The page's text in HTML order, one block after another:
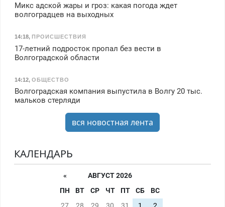
Микс адской жары и гроз: какая погода ждет
волгоградцев на выходных
14:18, ПРОИСШЕСТВИЯ
17-летний подросток пропал без вести в
Волгоградской области
14:12, ОБЩЕСТВО
Волгоградская компания выпустила в Волгу 20 тыс.
мальков стерляди
вся новостная лента
КАЛЕНДАРЬ
«
АВГУСТ 2026
ПН
ВТ СР ЧТ ПТ СБ
ВС